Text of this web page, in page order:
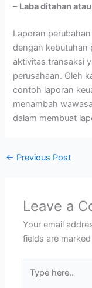
– Laba ditahan
Laporan
dengan kebutuhan
aktivitas transaksi
perusahaan. Oleh
contoh laporan
menambah
dalam membuat
← Previous Post
Leave a
Your email
fields are marked
here..